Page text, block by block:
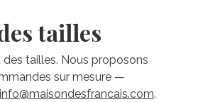
tailles
tailles. Nous proposons
sur mesure —
info@maisondesfrancais.com.